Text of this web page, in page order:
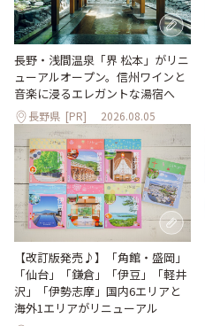
長野・浅間温泉「界 松本」がリニ
ューアルオープン。信州ワインと
音楽に浸るエレガントな湯宿へ
長野県 [PR] 2026.08.05
【改訂版発売♪】「角館・盛岡」
「仙台」「鎌倉」「伊豆」「軽井
沢」「伊勢志摩」国内6エリアと
海外1エリアがリニューアル